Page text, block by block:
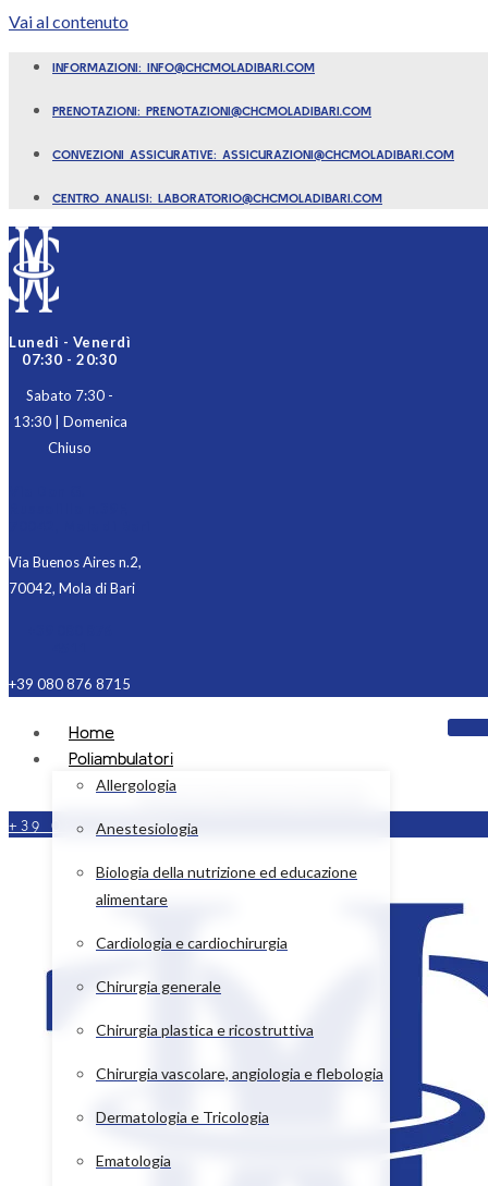
Vai al contenuto
INFORMAZIONI: INFO@CHCMOLADIBARI.COM
PRENOTAZIONI: PRENOTAZIONI@CHCMOLADIBARI.COM
CONVEZIONI ASSICURATIVE: ASSICURAZIONI@CHCMOLADIBARI.COM
CENTRO ANALISI: LABORATORIO@CHCMOLADIBARI.COM
Lunedì - Venerdì
07:30 - 20:30
Sabato 7:30 -
13:30 | Domenica
Chiuso
Via Buenos Aires n.2,
70042, Mola di Bari
+39 080 876 8715
Home
Poliambulatori
Allergologia
Anestesiologia
Biologia della nutrizione ed educazione
alimentare
Cardiologia e cardiochirurgia
Chirurgia generale
Chirurgia plastica e ricostruttiva
Chirurgia vascolare, angiologia e flebologia
Dermatologia e Tricologia
Ematologia
Facebook
+39 080 876 4511